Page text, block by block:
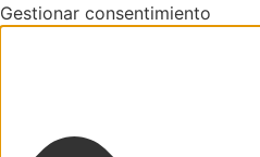
Gestionar consentimiento